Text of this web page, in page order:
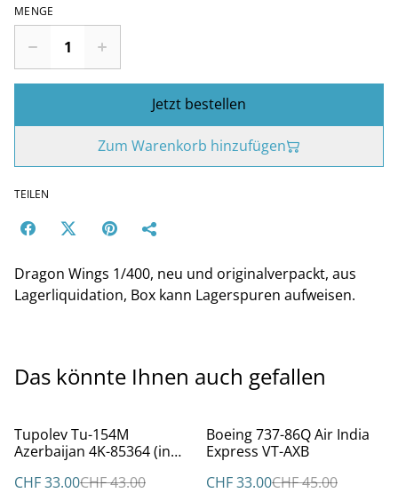
MENGE
Jetzt bestellen
Zum Warenkorb hinzufügen
TEILEN
Dragon Wings 1/400, neu und originalverpackt, aus
Lagerliquidation, Box kann Lagerspuren aufweisen.
Das könnte Ihnen auch gefallen
%
Tupolev Tu-154M
Azerbaijan 4K-85364 (in
CHF 33.00CHF 43.00
%
Boeing 737-86Q Air India
Express VT-AXB
CHF 33.00CHF 45.00